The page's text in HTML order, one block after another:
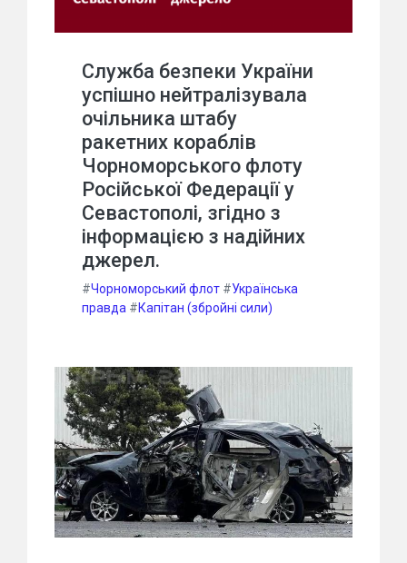
Служба безпеки України
успішно нейтралізувала
очільника штабу
ракетних кораблів
Чорноморського флоту
Російської Федерації у
Севастополі, згідно з
інформацією з надійних
джерел.
#Чорноморський флот #Українська
правда #Капітан (збройні сили)